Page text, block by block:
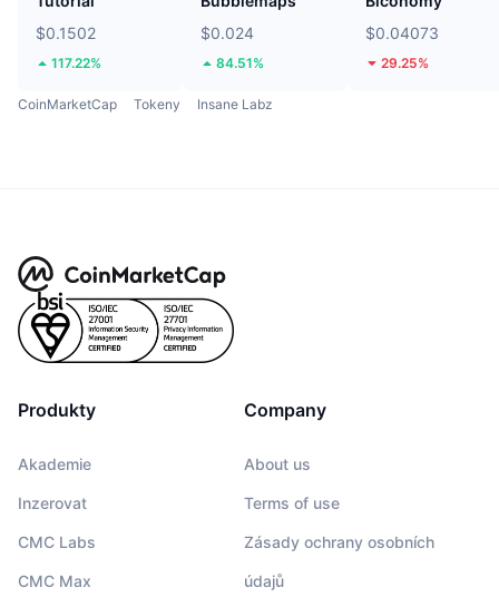
$0.1502
117.22%
$0.024
84.51%
$0.04073
29.25%
CoinMarketCap Tokeny Insane Labz
Produkty
Akademie
Inzerovat
CMC Labs
CMC Max
Company
About us
Terms of use
Zásady ochrany osobních
údajů